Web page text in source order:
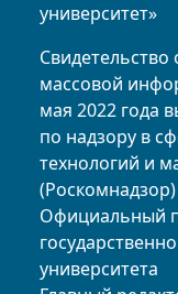
университет»
Свидетельство
массовой
мая 2022 года
по надзору в
технологий и
(Роскомнадзор)
Официальный
университета